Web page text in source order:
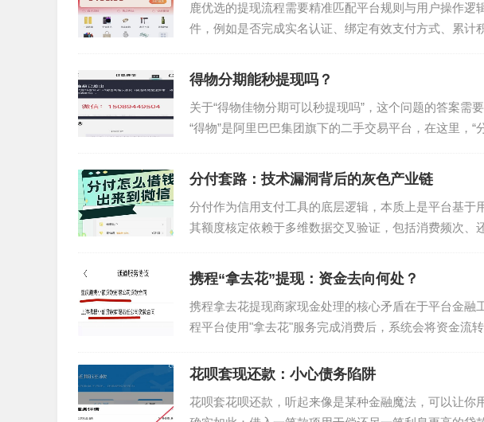
鹿优选的提现流程需要精准匹配平台规则与用户操作逻
件，例如是否完成实名认证、绑定有效支付方式、累计
得物分期能秒提现吗？
关于“得物佳物分期可以秒提现吗”，这个问题的答案需
“得物”是阿里巴巴集团旗下的二手交易平台，在这里，
分付套路：技术漏洞背后的灰色产业链
分付作为信用支付工具的底层逻辑，本质上是平台基于
其额度核定依赖于多维数据交叉验证，包括消费频次、
携程“拿去花”提现：资金去向何处？
携程拿去花提现商家现金处理的核心矛盾在于平台金融
程平台使用"拿去花"服务完成消费后，系统会将资金流
花呗套现还款：小心债务陷阱
花呗套花呗还款，听起来像是某种金融魔法，可以让你